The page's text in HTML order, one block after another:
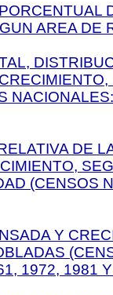
AREA DE
DE
(CENSOS
Y
1972, 1981